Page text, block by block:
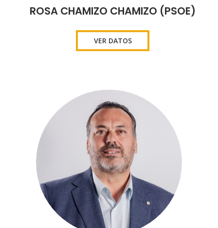
ROSA CHAMIZO CHAMIZO (PSOE)
VER DATOS